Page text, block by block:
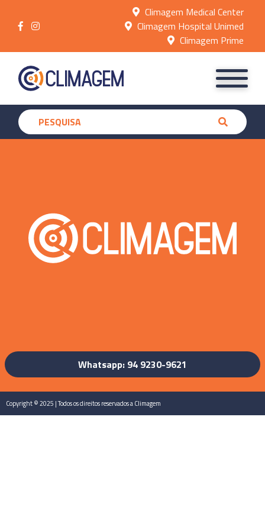
Climagem Medical Center
Climagem Hospital Unimed
Climagem Prime
Whatsapp: 94 9230-9621
Copyright © 2025 | Todos os direitos reservados a Climagem